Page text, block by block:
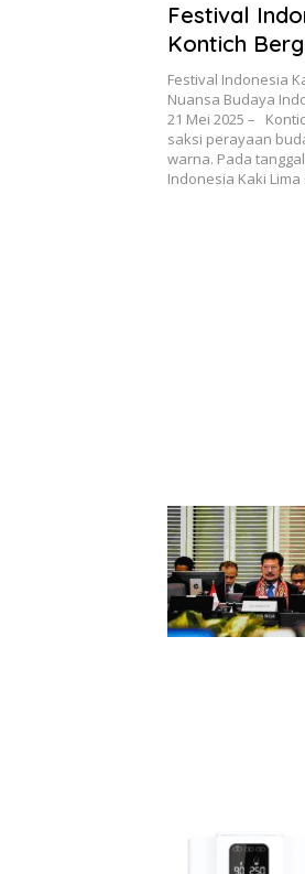
Festival
Kontich
Indonesia
Festival Indonesia
Nuansa Budaya
21 Mei 2025 –
saksi perayaan
warna. Pada
Indonesia Kaki